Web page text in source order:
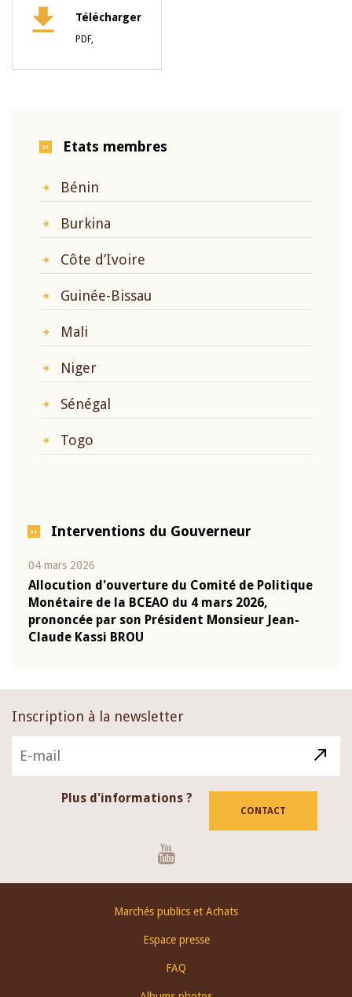
Télécharger
PDF,
Etats membres
Bénin
Burkina
Côte d’Ivoire
Guinée-Bissau
Mali
Niger
Sénégal
Togo
Interventions du Gouverneur
04 mars 2026
Allocution d'ouverture du Comité de Politique
Monétaire de la BCEAO du 4 mars 2026,
prononcée par son Président Monsieur Jean-
Claude Kassi BROU
Inscription à la newsletter
Plus d'informations ?
CONTACT
Marchés publics et Achats
Espace presse
FAQ